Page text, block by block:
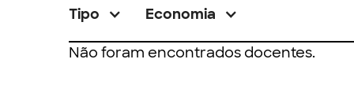
Tipo Economia
Não foram encontrados docentes.